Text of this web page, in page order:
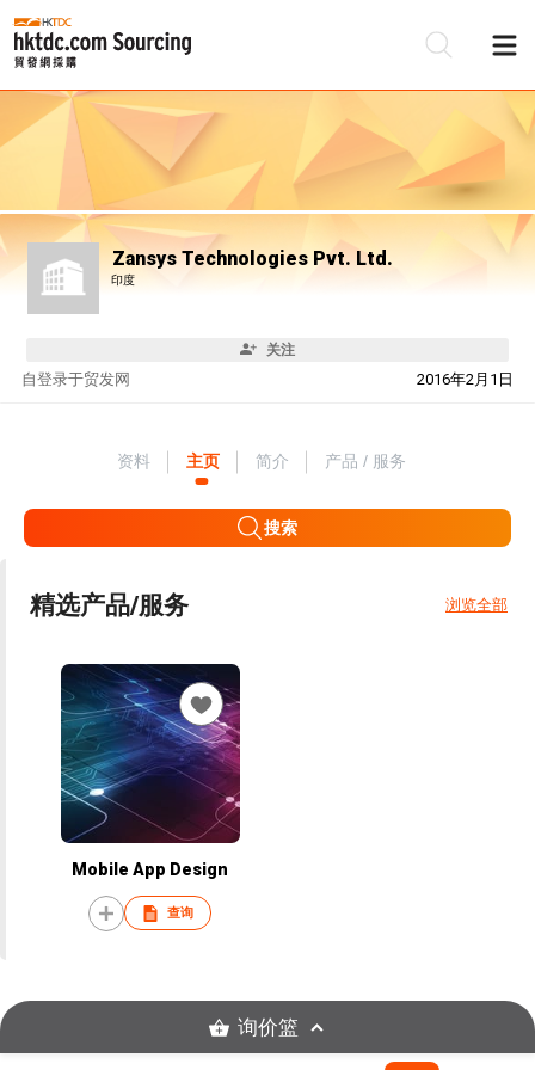
Zansys Technologies Pvt. Ltd.
印度
关注
自 2016年2月1日
登录于贸发网
资料 主页 简介 产品 / 服务
搜索
精选产品/服务 浏览全部
Mobile App Design
查询
询价篮